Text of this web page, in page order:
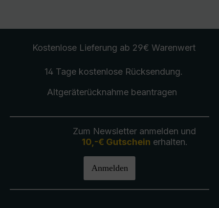
Kostenlose Lieferung ab 29€ Warenwert
14 Tage kostenlose Rücksendung.
Altgeräterücknahmebeantragen
Zum Newsletter anmelden und
10,-€ Gutschein erhalten.
Anmelden